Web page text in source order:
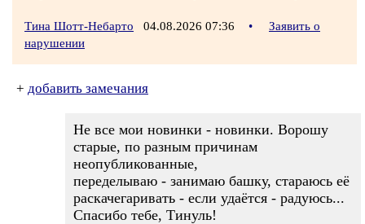
Тина Шотт-Небарто 04.08.2026 07:36 •
Заявить о
нарушении
+ добавить замечания
Не все мои новинки - новинки. Ворошу
старые, по разным причинам
неопубликованные,
переделываю - занимаю башку, стараюсь её
раскачегаривать - если удаётся - радуюсь...
Спасибо тебе, Тинуль!